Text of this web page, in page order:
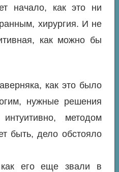
начало, как это ни
хирургия. И не
как можно бы
как это было
нужные решения
методом
быть, дело обстояло
его еще звали в